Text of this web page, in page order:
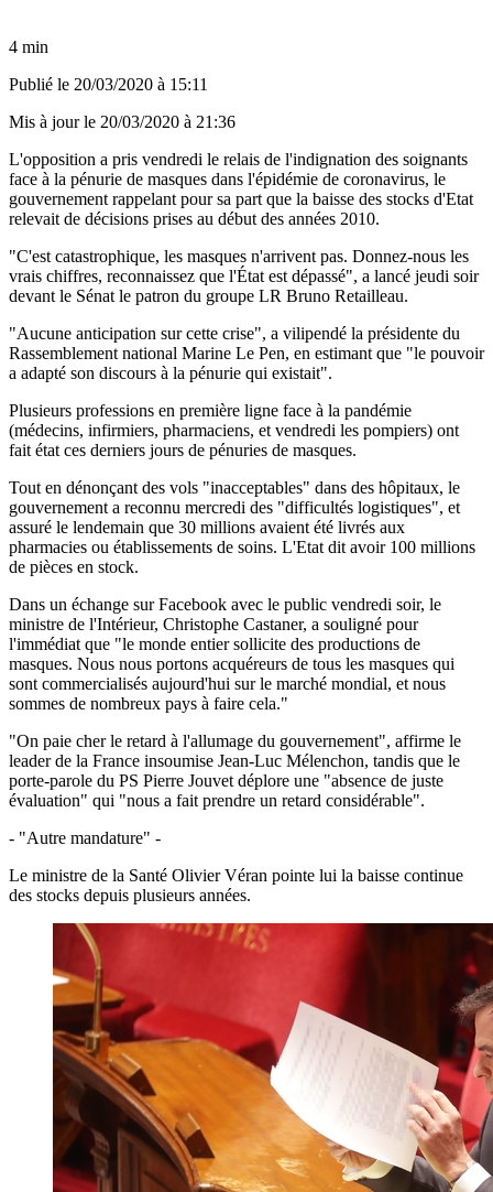
4 min
Publié le 20/03/2020 à 15:11
Mis à jour le 20/03/2020 à 21:36
L'opposition a pris vendredi le relais de l'indignation des soignants
face à la pénurie de masques dans l'épidémie de coronavirus, le
gouvernement rappelant pour sa part que la baisse des stocks d'Etat
relevait de décisions prises au début des années 2010.
"C'est catastrophique, les masques n'arrivent pas. Donnez-nous les
vrais chiffres, reconnaissez que l'État est dépassé", a lancé jeudi soir
devant le Sénat le patron du groupe LR Bruno Retailleau.
"Aucune anticipation sur cette crise", a vilipendé la présidente du
Rassemblement national Marine Le Pen, en estimant que "le pouvoir
a adapté son discours à la pénurie qui existait".
Plusieurs professions en première ligne face à la pandémie
(médecins, infirmiers, pharmaciens, et vendredi les pompiers) ont
fait état ces derniers jours de pénuries de masques.
Tout en dénonçant des vols "inacceptables" dans des hôpitaux, le
gouvernement a reconnu mercredi des "difficultés logistiques", et
assuré le lendemain que 30 millions avaient été livrés aux
pharmacies ou établissements de soins. L'Etat dit avoir 100 millions
de pièces en stock.
Dans un échange sur Facebook avec le public vendredi soir, le
ministre de l'Intérieur, Christophe Castaner, a souligné pour
l'immédiat que "le monde entier sollicite des productions de
masques. Nous nous portons acquéreurs de tous les masques qui
sont commercialisés aujourd'hui sur le marché mondial, et nous
sommes de nombreux pays à faire cela."
"On paie cher le retard à l'allumage du gouvernement", affirme le
leader de la France insoumise Jean-Luc Mélenchon, tandis que le
porte-parole du PS Pierre Jouvet déplore une "absence de juste
évaluation" qui "nous a fait prendre un retard considérable".
- "Autre mandature" -
Le ministre de la Santé Olivier Véran pointe lui la baisse continue
des stocks depuis plusieurs années.